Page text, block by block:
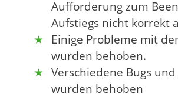
Aufforderung zum
Aufstiegs nicht korrekt
Einige Probleme mit
wurden behoben.
Verschiedene Bugs
wurden behoben